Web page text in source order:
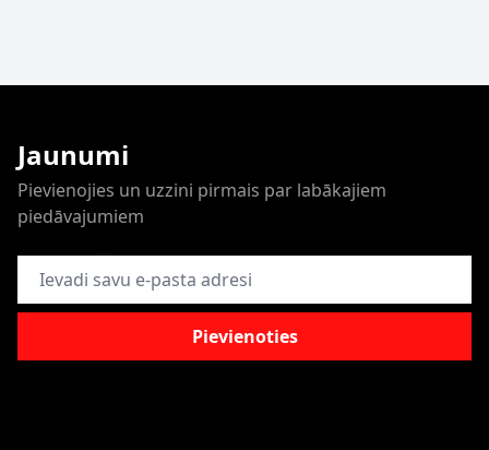
Jaunumi
Pievienojies un uzzini pirmais par labākajiem
piedāvajumiem
E-pasta adrese
Pievienoties